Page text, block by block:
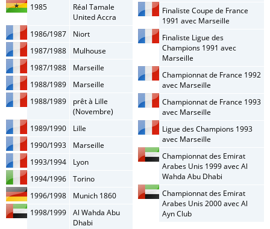
1985
Réal Tamale
United Accra
1986/1987
Niort
1987/1988
Mulhouse
1987/1988
Marseille
1988/1989
Marseille
1988/1989
prêt à Lille
(Novembre)
1989/1990
Lille
1990/1993
Marseille
1993/1994
Lyon
1994/1996
Torino
1996/1998
Munich 1860
1998/1999
Al Wahda Abu
Dhabi
Finaliste Coupe de France
1991 avec Marseille
Finaliste Ligue des
Champions 1991 avec
Marseille
Championnat de France 1992
avec Marseille
Championnat de France 1993
avec Marseille
Ligue des Champions 1993
avec Marseille
Championnat des Emirat
Arabes Unis 1999 avec Al
Wahda Abu Dhabi
Championnat des Emirat
Arabes Unis 2000 avec Al
Ayn Club